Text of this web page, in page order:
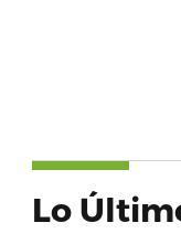
Lo